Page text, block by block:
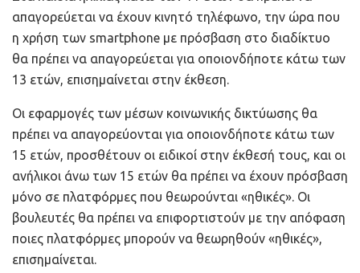
απαγορεύεται να έχουν κινητό τηλέφωνο, την ώρα που
η χρήση των smartphone με πρόσβαση στο διαδίκτυο
θα πρέπει να απαγορεύεται για οποιονδήποτε κάτω των
13 ετών, επισημαίνεται στην έκθεση.
Οι εφαρμογές των μέσων κοινωνικής δικτύωσης θα
πρέπει να απαγορεύονται για οποιονδήποτε κάτω των
15 ετών, προσθέτουν οι ειδικοί στην έκθεσή τους, και οι
ανήλικοι άνω των 15 ετών θα πρέπει να έχουν πρόσβαση
μόνο σε πλατφόρμες που θεωρούνται «ηθικές». Οι
βουλευτές θα πρέπει να επιφορτιστούν με την απόφαση
ποιες πλατφόρμες μπορούν να θεωρηθούν «ηθικές»,
επισημαίνεται.